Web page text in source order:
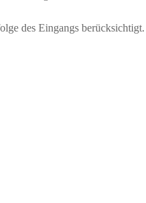
des Eingangs berücksichtigt.